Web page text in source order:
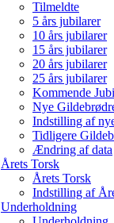
Tilmeldte
5 års jubilarer
10 års jubilarer
15 års jubilarer
20 års jubilarer
25 års jubilarer
Kommende
Nye
Indstilling af
Tidligere
Ændring af data
Årets Torsk
Årets Torsk
Indstilling af
Underholdning